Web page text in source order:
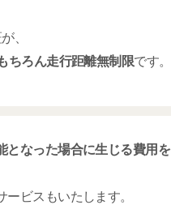
、
ちろん走行距離無制限です。
となった場合に生じる費用を
ビスもいたします。